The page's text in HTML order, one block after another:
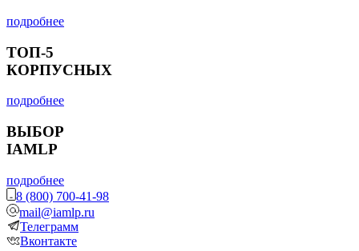
подробнее
ТОП-5
КОРПУСНЫХ
подробнее
ВЫБОР
IAMLP
подробнее
8 (800) 700-41-98
mail@iamlp.ru
Телеграмм
Вконтакте